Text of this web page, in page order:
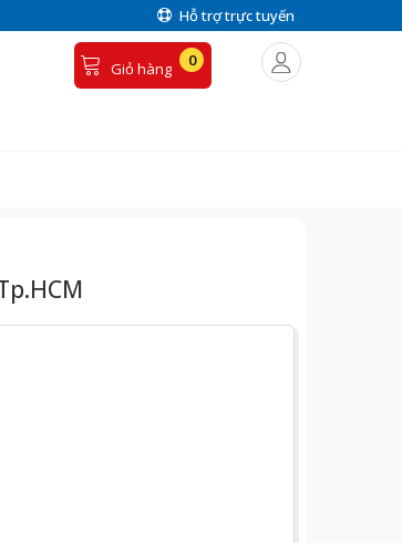
Hỗ trợ trực tuyến
Giỏ hàng 0